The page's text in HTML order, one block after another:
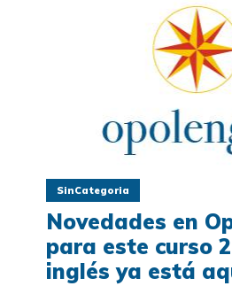
SinCategoria
Novedades en
para este curso
inglés ya está